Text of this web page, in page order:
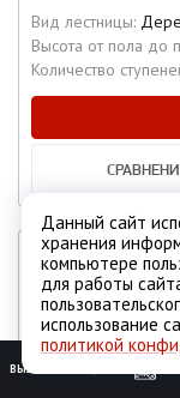
Вид лестницы:
Высота от пола до
Количество
ВЫЗОВ ЗАМЕРЩИКА
Данный сайт
хранения
компьютере
для работы
использование
политикой